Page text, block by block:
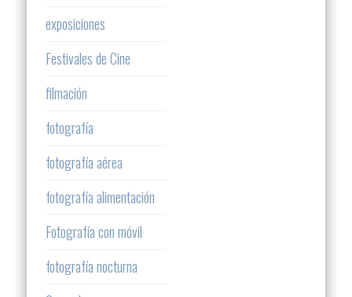
exposiciones
Festivales de Cine
filmación
fotografía
fotografía aérea
fotografía alimentación
Fotografía con móvil
fotografía nocturna